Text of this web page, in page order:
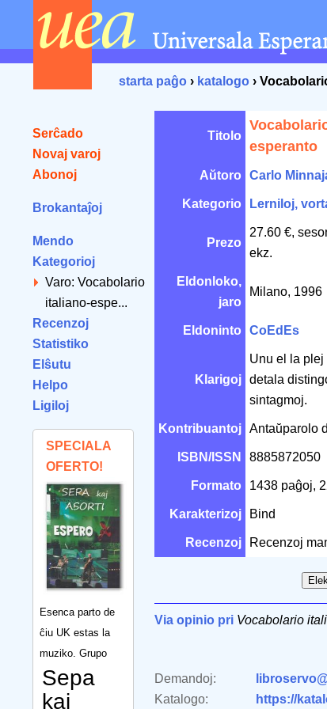
starta paĝo › katalogo ›
Serĉado
Novaj varoj
Abonoj
Brokantaĵoj
Mendo
Kategorioj
Varo: Vocabolario
italiano-espe...
Recenzoj
Statistiko
Elŝutu
Helpo
Ligiloj
SPECIALA
OFERTO!
Esenca parto de
ĉiu UK estas la
muziko. Grupo
Sepa
kaj
Titolo
esperanto
Aŭtoro Carlo
Kategorio Lerniloj,
Prezo
27.60 €,
ekz.
Eldonloko,
jaro
Milano, 1996
Eldoninto CoEdEs
Klarigoj
Unu el la
detala
sintagmoj.
Kontribuantoj Antaŭparolo
ISBN/ISSN 8885872050
Formato 1438 paĝoj,
Karakterizoj Bind
Recenzoj Recenzoj
Via opinio pri Vocabolario
Demandoj:
Katalogo:
https://